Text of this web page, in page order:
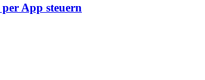
App steuern